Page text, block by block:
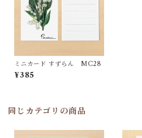
ミニカード すずらん MC28
¥385
同じカテゴリの商品